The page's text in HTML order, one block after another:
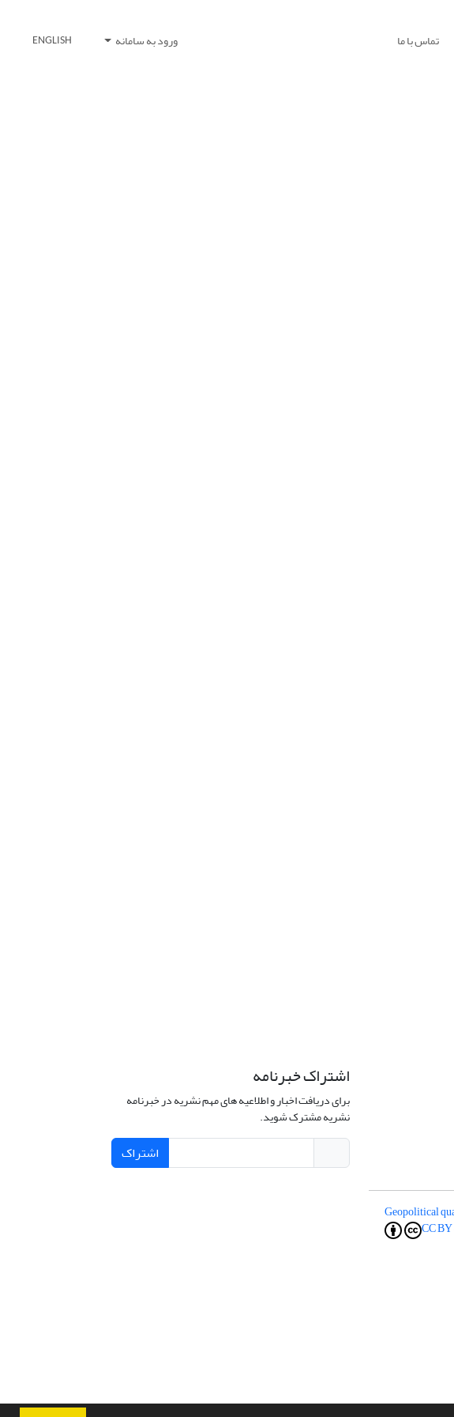
تماس با ما ورود به سامانه ENGLISH
Geopolitical
CC
اشتراک خبرنامه
برای دریافت اخبار و اطلاعیه های مهم نشریه در خبرنامه
نشریه مشترک شوید.
اشتراک